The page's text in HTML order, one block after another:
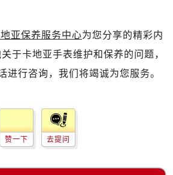
亚保养服务中心为您分享的精彩内
于卡地亚手表维护和保养的问题，
进行咨询，我们将竭诚为您服务。
赞一下 去提问